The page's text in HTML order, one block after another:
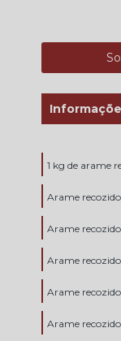
1 kg de arame
Arame recozido
Arame
Arame recozido
Arame
Arame